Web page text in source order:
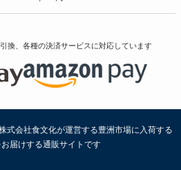
換、各種の決済サービスに対応しています
式会社食文化が運営する豊洲市場に入荷する
届けする通販サイトです